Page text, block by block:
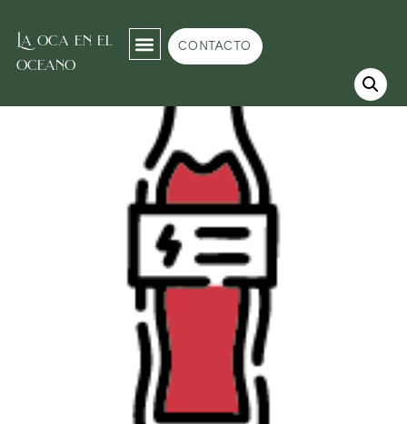
La oca en el
oceano
CONTACTO
Inicio /Refrescos /Refrescos básicos/ CocaCola